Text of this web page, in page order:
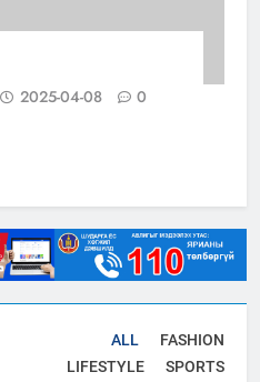
2025-04-08
0
ALL
FASHION
LIFESTYLE
SPORTS